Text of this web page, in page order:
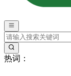
热词：